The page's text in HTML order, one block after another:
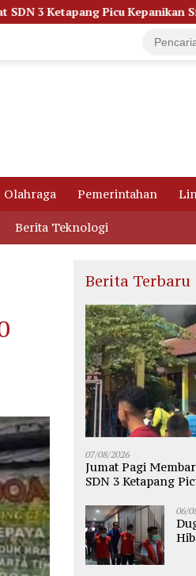
Siswa Dugaan
Olahraga Pemerintahan
Berita Teknologi
Berita Terbaru
07/08/2026
Jumat Pagi
SDN 3 Ketapang
06/